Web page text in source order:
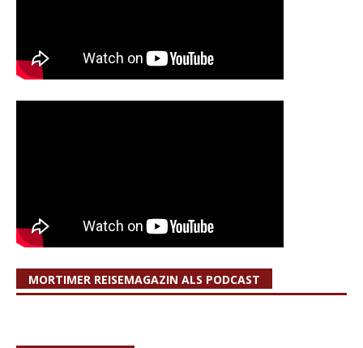
MORTIMER REISEMAGAZIN ALS PODCAST